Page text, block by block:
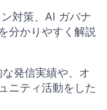
対策、AI ガバナ
分かりやすく解説
発信実績や、オ
ニティ活動をした